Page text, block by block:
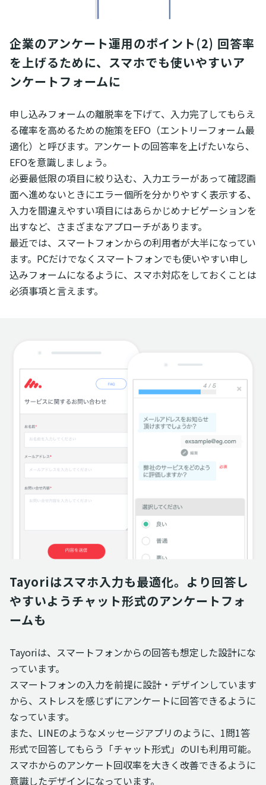
企業のアンケート運用のポイント(2) 回答率
を上げるために、スマホでも使いやすいア
ンケートフォームに
申し込みフォームの離脱率を下げて、入力完了してもらえ
る確率を高めるための施策をEFO（エントリーフォーム最
適化）と呼びます。アンケートの回答率を上げたいなら、
EFOを意識しましょう。
必要最低限の項目に絞り込む、入力エラーがあって確認画
面へ進めないときにエラー個所を分かりやすく表示する、
入力を間違えやすい項目にはあらかじめナビゲーションを
出すなど、さまざまなアプローチがあります。
最近では、スマートフォンからの利用者が大半になってい
ます。PCだけでなくスマートフォンでも使いやすい申し
込みフォームになるように、スマホ対応をしておくことは
必須事項と言えます。
Tayoriはスマホ入力も最適化。より回答し
やすいようチャット形式のアンケートフォ
ームも
Tayoriは、スマートフォンからの回答も想定した設計にな
っています。
スマートフォンの入力を前提に設計・デザインしています
から、ストレスを感じずにアンケートに回答できるように
なっています。
また、LINEのようなメッセージアプリのように、1問1答
形式で回答してもらう「チャット形式」のUIも利用可能。
スマホからのアンケート回収率を大きく改善できるように
意識したデザインになっています。